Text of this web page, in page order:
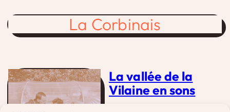
La Corbinais
La vallée de la
Vilaine en sons